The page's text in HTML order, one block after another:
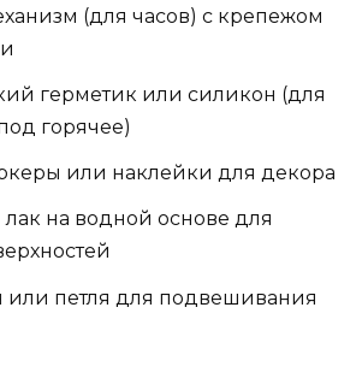
(для часов) с крепежом
герметик или силикон (для
горячее)
или наклейки для декора
на водной основе для
или петля для подвешивания